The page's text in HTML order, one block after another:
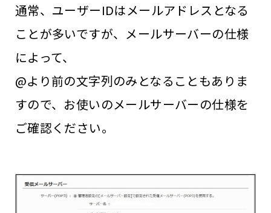
通常、ユーザーIDはメールアドレスとなる
ことが多いですが、メールサーバーの仕様
によって、
@より前の文字列のみとなることもありま
すので、お使いのメールサーバーの仕様を
ご確認ください。